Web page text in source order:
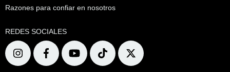
Razones para confiar en nosotros
REDES SOCIALES